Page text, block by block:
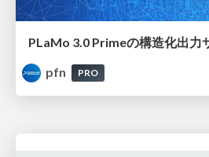
PLaMo 3.0 Primeの構造化出力
pfn
PRO